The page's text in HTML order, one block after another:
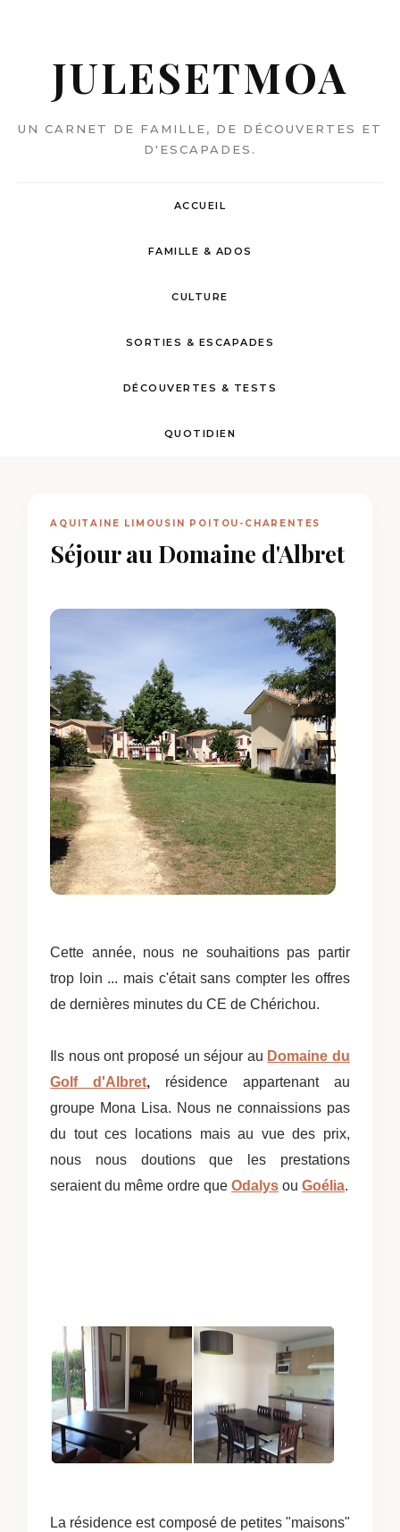
JULESETMOA
UN CARNET DE FAMILLE, DE DÉCOUVERTES ET
D'ESCAPADES.
ACCUEIL
FAMILLE & ADOS
CULTURE
SORTIES & ESCAPADES
DÉCOUVERTES & TESTS
QUOTIDIEN
AQUITAINE LIMOUSIN POITOU-CHARENTES
Séjour au Domaine d'Albret
Cette année, nous ne souhaitions pas partir
trop loin ... mais c'était sans compter les offres
de dernières minutes du CE de Chérichou.
Ils nous ont proposé un séjour au Domaine du
Golf d'Albret, résidence appartenant au
groupe Mona Lisa. Nous ne connaissions pas
du tout ces locations mais au vue des prix,
nous nous doutions que les prestations
seraient du même ordre queOdalys ouGoélia.
La résidence est composé de petites "maisons"